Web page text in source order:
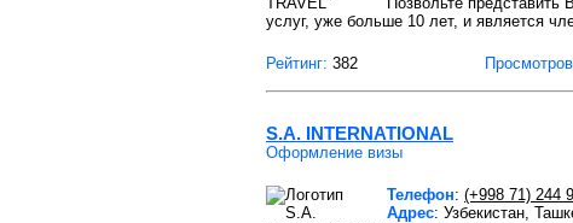
услуг, уже больше 10 лет, и является
Рейтинг: 382 Просмотров
S.A. INTERNATIONAL
Оформление визы
Телефон: (+998 71) 244
Адрес: Узбекистан,